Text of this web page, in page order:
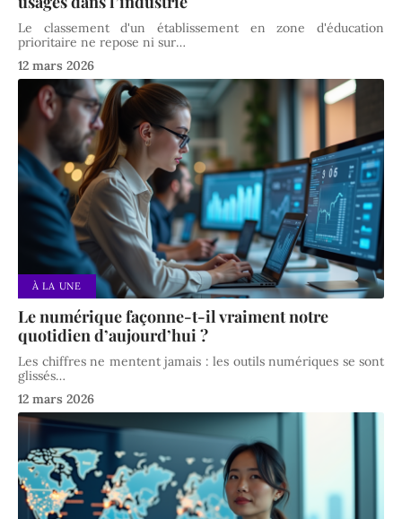
Le classement d'un établissement en zone d'éducation
prioritaire ne repose ni sur…
12 mars 2026
À LA UNE
Le numérique façonne-t-il vraiment notre
quotidien d’aujourd’hui ?
Les chiffres ne mentent jamais : les outils numériques se sont
glissés…
12 mars 2026